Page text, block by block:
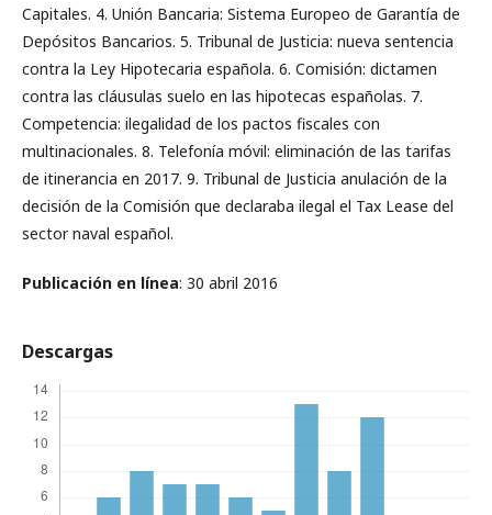
Capitales. 4. Unión Bancaria: Sistema Europeo de Garantía de
Depósitos Bancarios. 5. Tribunal de Justicia: nueva sentencia
contra la Ley Hipotecaria española. 6. Comisión: dictamen
contra las cláusulas suelo en las hipotecas españolas. 7.
Competencia: ilegalidad de los pactos fiscales con
multinacionales. 8. Telefonía móvil: eliminación de las tarifas
de itinerancia en 2017. 9. Tribunal de Justicia anulación de la
decisión de la Comisión que declaraba ilegal el Tax Lease del
sector naval español.
Publicación en línea: 30 abril 2016
Descargas